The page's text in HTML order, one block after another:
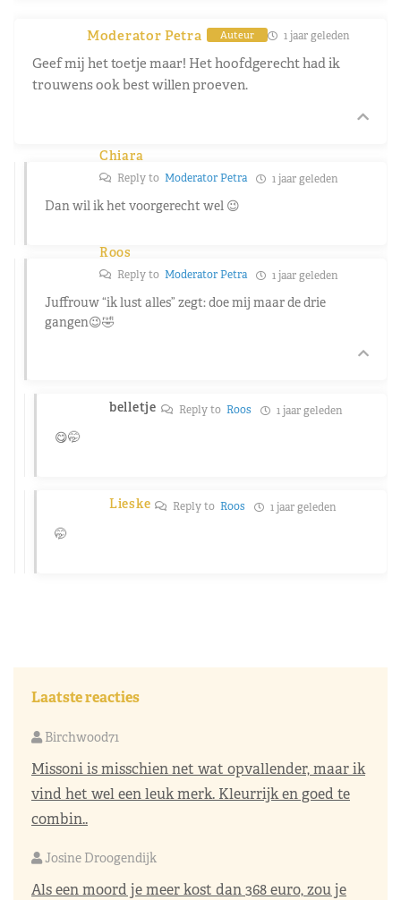
Moderator Petra Auteur 1 jaar geleden
Geef mij het toetje maar! Het hoofdgerecht had ik
trouwens ook best willen proeven.
Chiara
Reply to Moderator Petra 1 jaar geleden
Dan wil ik het voorgerecht wel 😉
Roos
Reply to Moderator Petra 1 jaar geleden
Juffrouw “ik lust alles” zegt: doe mij maar de drie
gangen😉🤣
belletje Reply to Roos 1 jaar geleden
😋🤭
Lieske Reply toRoos 1 jaar geleden
🤭
Laatste reacties
Birchwood71
Missoni is misschien net wat opvallender, maar ik
vind het wel een leuk merk. Kleurrijk en goed te
combin..
Josine Droogendijk
Als een moord je meer kost dan 368 euro, zou je